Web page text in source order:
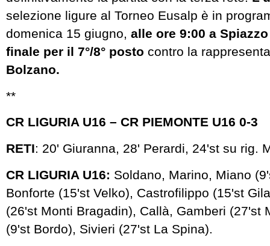
selezione ligure al Torneo Eusalp è in
domenica 15 giugno, alle ore 9:00 a
finale per il 7°/8° posto contro la
Bolzano.
**
CR LIGURIA U16 – CR PIEMONTE U16 0-3
RETI: 20' Giuranna, 28' Perardi, 24'st su rig.
CR LIGURIA U16: Soldano, Marino, Miano
Bonforte (15'st Velko), Castrofilippo (15'st
(26'st Monti Bragadin), Callà, Gamberi (27'st
(9'st Bordo), Sivieri (27'st La Spina).